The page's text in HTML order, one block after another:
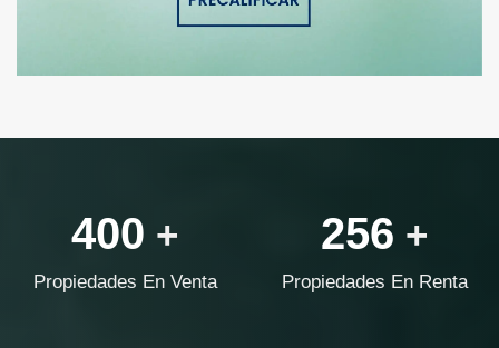
400 +
Propiedades En Venta
256 +
Propiedades En Renta